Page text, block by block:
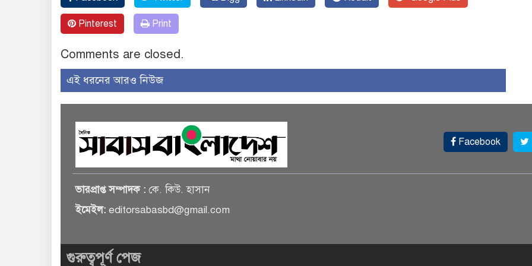
Pinterest Print
Comments are closed.
এই ধরনের আরও নিউজ
Facebook
ভারপ্রাপ্ত সম্পাদক : কে. কিউ. হাসান
ইমেইল: editorsabasbd@gmail.com
গুরুত্বপূর্ণ পেজ